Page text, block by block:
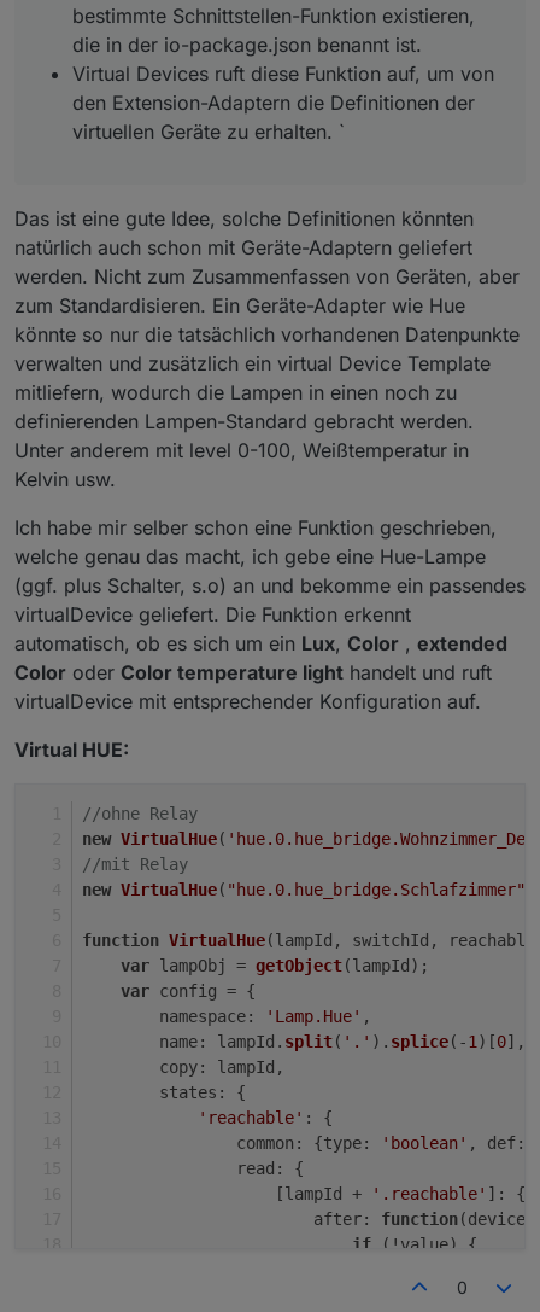
bestimmte Schnittstellen-Funktion existieren,
die in der io-package.json benannt ist.
Virtual Devices ruft diese Funktion auf, um von
den Extension-Adaptern die Definitionen der
virtuellen Geräte zu erhalten. `
Das ist eine gute Idee, solche Definitionen könnten
natürlich auch schon mit Geräte-Adaptern geliefert
werden. Nicht zum Zusammenfassen von Geräten, aber
zum Standardisieren. Ein Geräte-Adapter wie Hue
könnte so nur die tatsächlich vorhandenen Datenpunkte
verwalten und zusätzlich ein virtual Device Template
mitliefern, wodurch die Lampen in einen noch zu
definierenden Lampen-Standard gebracht werden.
Unter anderem mit level 0-100, Weißtemperatur in
Kelvin usw.
Ich habe mir selber schon eine Funktion geschrieben,
welche genau das macht, ich gebe eine Hue-Lampe
(ggf. plus Schalter, s.o) an und bekomme ein passendes
virtualDevice geliefert. Die Funktion erkennt
automatisch, ob es sich um ein Lux, Color , extended
Color oder Color temperature light handelt und ruft
virtualDevice mit entsprechender Konfiguration auf.
Virtual HUE:
//ohne Relay
new VirtualHue(
//mit Relay
new VirtualHue( "hue.0.hue_bridge.Schlafzimmer"
function VirtualHue(lampId, switchId,
var lampObj = getObject(lampId);
var config = {
namespace: 'Lamp.Hue' ,
name: lampId. split( '.' ). splice(-1 )[0],
copy: lampId,
states : {
'reachable' : {
common : {type: 'boolean' , def:
read : {
                    [lampId +
'.reachable' ]: {
after: function(
if (!value) {
0